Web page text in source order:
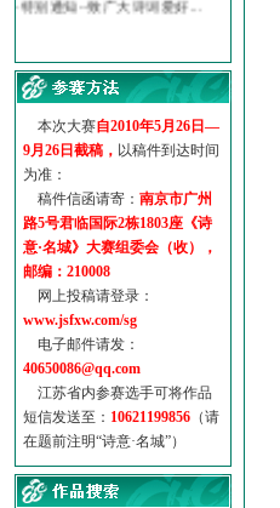
本次大赛自2010年5月26日—
9月26日截稿， 以稿件到达时间
为准：
稿件信函请寄： 南京市广州
路5号君临国际2栋1803座《诗
意·名城》大赛组委会（收），
邮编：210008
网上投稿请登录：
www.jsfxw.com/sg
电子邮件请发：
40650086@qq.com
江苏省内参赛选手可将作品
短信发送至： 10621199856 （请
在题前注明“诗意·名城”）